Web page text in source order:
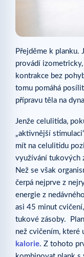
Přejděme k planku.
provádí
kontrakce bez
tomu pomáhá
přípravu těla na
Jenže celulitida,
„aktivnější
mít na celulitidu
využívání tukových
Než se však
čerpá nejprve z
energie z
asi 45 minut
tukové zásoby.
než cvičením, které
kalorie. Z tohoto